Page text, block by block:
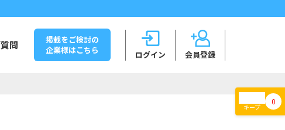
会員登録
ログイン
問
掲載をご検討の
企業様はこちら
キープ
0